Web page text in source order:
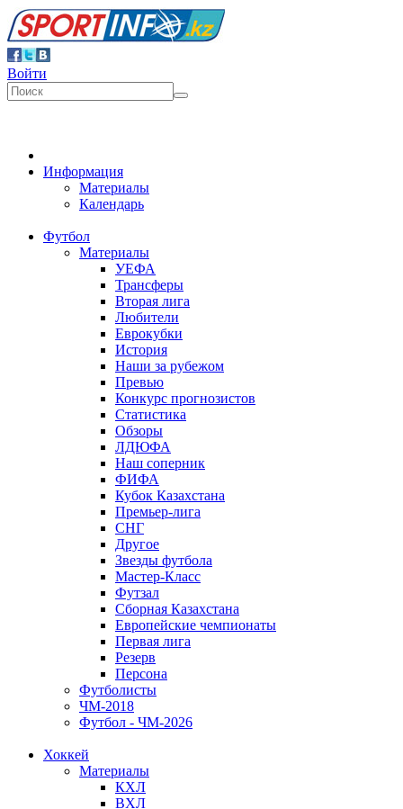
Войти
Информация
Материалы
Календарь
Футбол
Материалы
УЕФА
Трансферы
Вторая лига
Любители
Еврокубки
История
Наши за рубежом
Превью
Конкурс прогнозистов
Статистика
Обзоры
ЛДЮФА
Наш соперник
ФИФА
Кубок Казахстана
Премьер-лига
СНГ
Другое
Звезды футбола
Мастер-Класс
Футзал
Сборная Казахстана
Европейские чемпионаты
Первая лига
Резерв
Персона
Футболисты
ЧМ-2018
Футбол - ЧМ-2026
Хоккей
Материалы
КХЛ
ВХЛ